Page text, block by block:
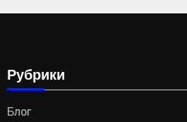
Рубрики
Блог